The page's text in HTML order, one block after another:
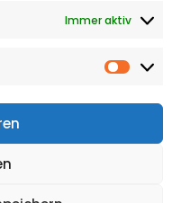
Immer aktiv